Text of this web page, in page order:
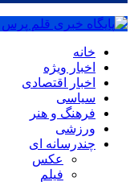
خانه
اخبار ویژه
اخبار اقتصادی
سیاسی
فرهنگ و هنر
ورزشی
چندرسانه ای
عکس
فیلم